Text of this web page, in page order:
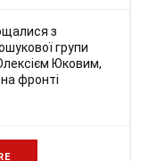
з
групи
Юковим,
фронті